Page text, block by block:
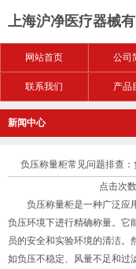
上海沪净医疗器械有
网站首页 公司
联系我们 产品
新闻中心
负压称量柜常见问题排查
点击次
负压称量柜是一种广泛应用
负压环境下进行精确称量。它
员的安全和实验环境的清洁。
如负压不稳定、风量不足和过